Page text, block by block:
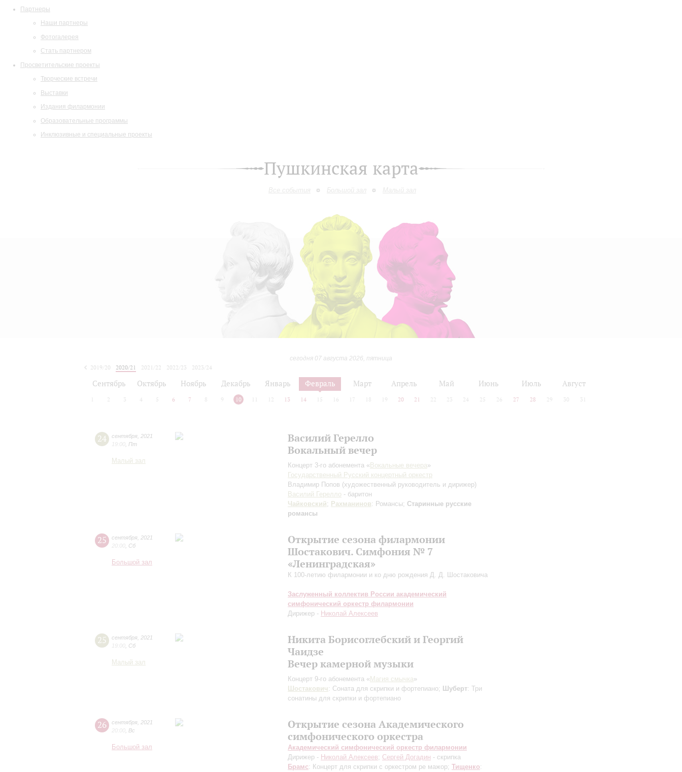
Партнеры
Наши партнеры
Фотогалерея
Стать партнером
Просветительские проекты
Творческие встречи
Выставки
Издания филармонии
Образовательные программы
Инклюзивные и специальные проекты
Пушкинская карта
Все события Большой зал Малый зал
сегодня 07 августа 2026, пятница
2019/20
2020/21 2021/22 2022/23
2023/24
Сентябрь Октябрь Ноябрь Декабрь Январь Февраль Март Апрель Май Июнь Июль Август
2 3 4 5 6 7 8 9 10 12 13 14 15 16 17 18 19 20 21 22 23 24 25 26 27 28 29 30 31
24 сентября 2021
19:00 Пт
Малый зал
Василий Герелло
Вокальный вечер
Концерт 3-го абонемента « Вокальные вечера»
Государственный Русский концертный оркестр
Владимир Попов (художественный руководитель и дирижер)
Василий Герелло - баритон
Чайковский; Рахманинов: Романсы; Старинные русские
романсы
25 сентября 2021
20:00 Сб
Большой зал
Открытие сезона филармонии
Шостакович. Симфония № 7
«Ленинградская»
К 100-летию филармонии и ко дню рождения Д. Д. Шостаковича
Заслуженный коллектив России академический
симфонический оркестр филармонии
Дирижер - Николай Алексеев
25 сентября 2021
19:00 Сб
Малый зал
Никита Борисоглебский и Георгий
Чаидзе
Вечер камерной музыки
Концерт 9-го абонемента « Магия смычка»
Шостакович : Соната для скрипки и фортепиано; Шуберт: Три
сонатины для скрипки и фортепиано
26 сентября 2021
20:00 Вс
Большой зал
Открытие сезона Академического
симфонического оркестра
Академический симфонический оркестр филармонии
Дирижер - Николай Алексеев; Сергей Догадин - скрипка
Брамс: Концерт для скрипки с оркестром ре мажор; Тищенко: